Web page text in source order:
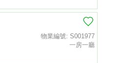
物業編號: S001977
一房一廳